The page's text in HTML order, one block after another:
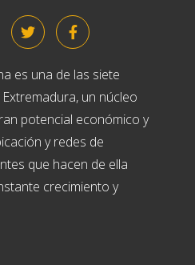
es una de las siete
un núcleo
potencial económico y
y redes de
que hacen de ella
crecimiento y